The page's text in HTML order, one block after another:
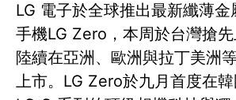
LG 電子於全球推出最新纖薄金
手機LG Zero，本周於台灣搶
陸續在亞洲、歐洲與拉丁美洲
上市。LG Zero於九月首度在